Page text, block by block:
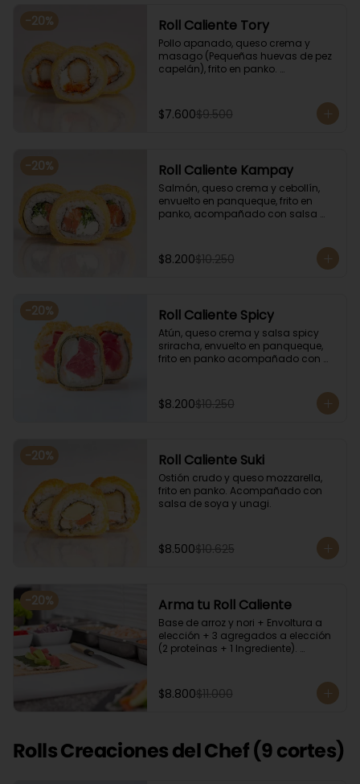
-20% Roll Caliente Tory
Pollo apanado, queso crema y
masago (Pequeñas huevas de pez
capelán), frito en panko.
$7.600$9.500
-20% Roll Caliente Kampay
Salmón, queso crema y cebollín,
envuelto en panqueque, frito en
panko, acompañado con salsa
$8.200$10.250
-20% Roll Caliente Spicy
Atún, queso crema y salsa spicy
sriracha, envuelto en panqueque,
frito en panko acompañado con
$8.200$10.250
-20% Roll Caliente Suki
Ostión crudo y queso mozzarella,
frito en panko. Acompañado con
salsa de soya y unagi.
$8.500$10.625
-20% Arma tu Roll Caliente
Base de arroz y nori + Envoltura a
elección + 3 agregados a elección
(2 proteínas + 1 Ingrediente).
$8.800$11.000
Rolls Creaciones del Chef (9 cortes)